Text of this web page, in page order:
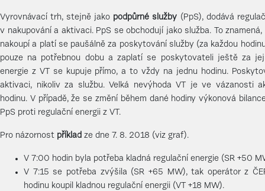
Vyrovnávací trh, stejně jako podpůrné služby (PpS), dodává
v nakupování a aktivaci. PpS se obchodují jako služba. To
nakoupí a platí se paušálně za poskytování služby (za každou
pouze na potřebnou dobu a zaplatí se poskytovateli ještě za
energie z VT se kupuje přímo, a to vždy na jednu hodinu.
aktivaci, nikoliv za službu. Velká nevýhoda VT je ve vázanosti
hodinu. V případě, že se změní během dané hodiny výkonová
PpS proti regulační energii z VT.
Pro názornost příklad ze dne 7. 8. 2018 (viz graf).
V 7:00 hodin byla potřeba kladná regulační energie (SR +50
V 7:15 se potřeba zvýšila (SR +65 MW), tak operátor z
hodinu koupil kladnou regulační energii (VT +18 MW).